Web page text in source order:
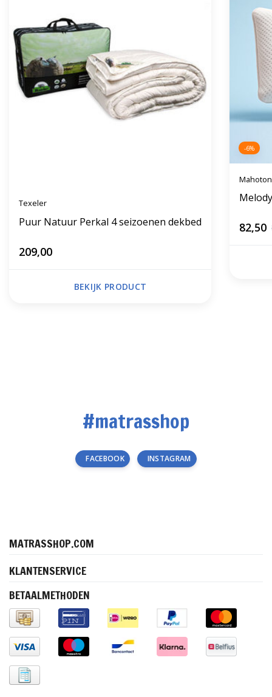
Texeler
Puur Natuur Perkal 4 seizoenen dekbed
209,00
BEKIJK PRODUCT
-6%
Mahoton
82,50
#matrasshop
FACEBOOK INSTAGRAM
MATRASSHOP.COM
KLANTENSERVICE
BETAALMETHODEN